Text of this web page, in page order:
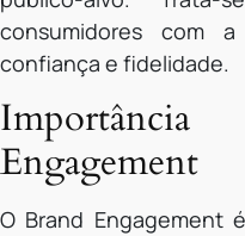
consumidores com
confiança e fidelidade.
Engagement
O Brand Engagement